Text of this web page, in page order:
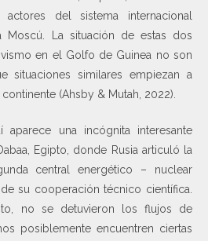
del sistema internacional
Moscú. La situación de estas dos
en el Golfo de Guinea no son
situaciones similares empiezan a
(Ahsby & Mutah, 2022).
una incógnita interesante
Egipto, donde Rusia articuló la
central energético – nuclear
su cooperación técnico científica.
no se detuvieron los flujos de
posiblemente encuentren ciertas